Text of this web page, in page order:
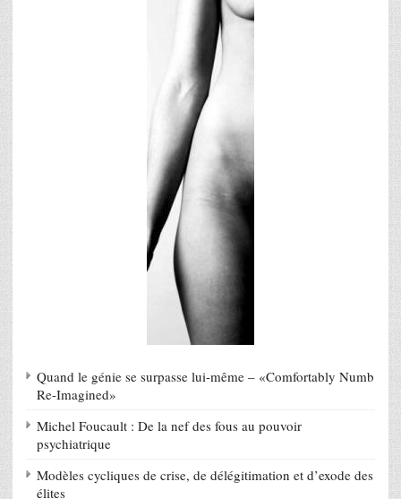
Quand le génie se surpasse lui-même – «Comfortably Numb
Re-Imagined»
Michel Foucault : De la nef des fous au pouvoir
psychiatrique
Modèles cycliques de crise, de délégitimation et d’exode des
élites